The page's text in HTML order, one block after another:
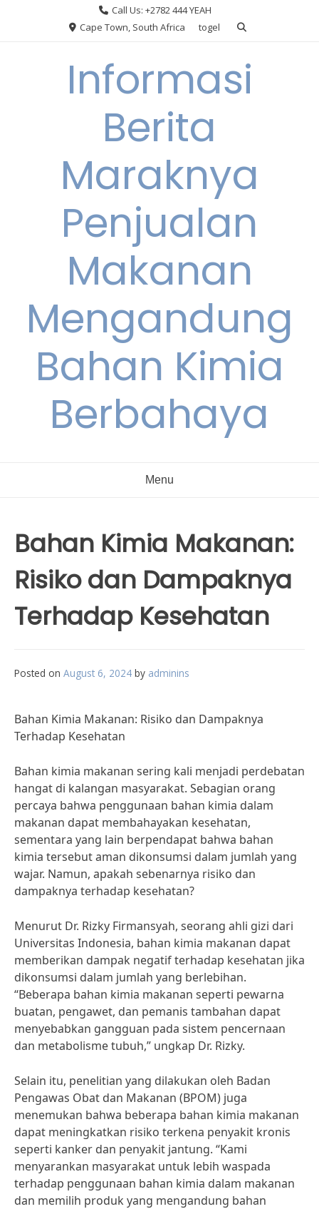
Call Us: +2782 444 YEAH
Cape Town, South Africa
togel
Informasi
Berita
Maraknya
Penjualan
Makanan
Mengandung
Bahan Kimia
Berbahaya
Menu
Bahan Kimia Makanan:
Risiko dan Dampaknya
Terhadap Kesehatan
Posted on August 6, 2024 by adminins
Bahan Kimia Makanan: Risiko dan Dampaknya
Terhadap Kesehatan
Bahan kimia makanan sering kali menjadi perdebatan
hangat di kalangan masyarakat. Sebagian orang
percaya bahwa penggunaan bahan kimia dalam
makanan dapat membahayakan kesehatan,
sementara yang lain berpendapat bahwa bahan
kimia tersebut aman dikonsumsi dalam jumlah yang
wajar. Namun, apakah sebenarnya risiko dan
dampaknya terhadap kesehatan?
Menurut Dr. Rizky Firmansyah, seorang ahli gizi dari
Universitas Indonesia, bahan kimia makanan dapat
memberikan dampak negatif terhadap kesehatan jika
dikonsumsi dalam jumlah yang berlebihan.
“Beberapa bahan kimia makanan seperti pewarna
buatan, pengawet, dan pemanis tambahan dapat
menyebabkan gangguan pada sistem pencernaan
dan metabolisme tubuh,” ungkap Dr. Rizky.
Selain itu, penelitian yang dilakukan oleh Badan
Pengawas Obat dan Makanan (BPOM) juga
menemukan bahwa beberapa bahan kimia makanan
dapat meningkatkan risiko terkena penyakit kronis
seperti kanker dan penyakit jantung. “Kami
menyarankan masyarakat untuk lebih waspada
terhadap penggunaan bahan kimia dalam makanan
dan memilih produk yang mengandung bahan